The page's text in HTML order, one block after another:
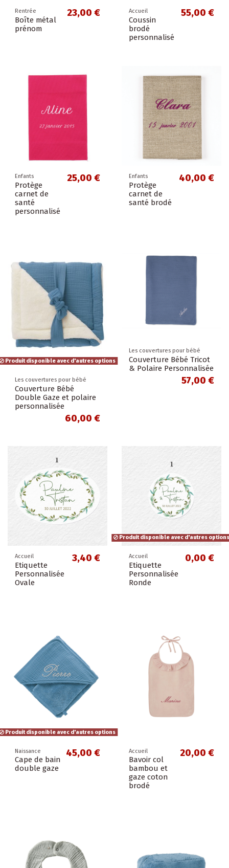
Rentrée
Boîte métal
prénom
23,00 € Accueil
Coussin
brodé
personnalisé
55,00 €
Enfants
Protège
carnet de
santé
personnalisé
25,00 € Enfants
Protège
carnet de
santé brodé
40,00 €
Produit disponible avec d'autres options
Les couvertures pour bébé
Couverture Bébé
Double Gaze et polaire
personnalisée
60,00 €
Les couvertures pour bébé
Couverture Bébé Tricot
& Polaire Personnalisée
57,00 €
Accueil
Etiquette
Personnalisée
Ovale
3,40 €
Produit disponible avec d'autres options
Accueil
Etiquette
Personnalisée
Ronde
0,00 €
Produit disponible avec d'autres options
Naissance
Cape de bain
double gaze
45,00 € Accueil
Bavoir col
bambou et
gaze coton
brodé
20,00 €